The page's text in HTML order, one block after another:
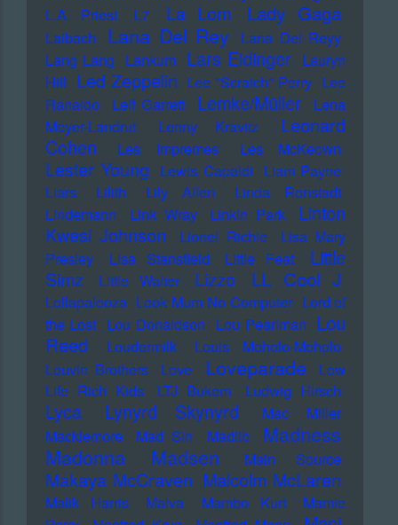
L.A. Priest L7 La Lom Lady Gaga
Laibach Lana Del Rey
Lana Del Reyy
Lang Lang Lankum Lars Eidinger Lauryn
Hill Led Zeppelin Lee "Scratch" Perry Lee
Ranaldo
Leif Garrett Lemke/Müller
Lena
Meyer-Landrut
Lenny Kravitz
Leonard
Cohen
Les Impremes Les McKeown
Lester Young Lewis Capaldi Liam Payne
Liars
Lilith Lily Allen
Linda Ronstadt
Lindemann
Link Wray Linkin Park
Linton
Kwesi Johnson
Lionel Richie
Lisa Mary
Presley
Lisa Stansfield Little Feat
Little
Simz
Little Walter Lizzo LL Cool J
Lollapalooza Look Mum No Computer Lord of
the Lost Lou Donaldson Lou Pearlman Lou
Reed
Loudermilk
Louis Moholo-Moholo
Louvin Brothers
Love Loveparade
Low
Life Rich Kids
LTJ Bukem Ludwig Hirsch
Lyca Lynyrd Skynyrd
Mac Miller
Macklemore
Mad Sin Madlib
Madness
Madonna
Madsen Main Source
Makaya McCraven Malcolm McLaren
Malik Harris Malva Mambo Kurt
Mamie